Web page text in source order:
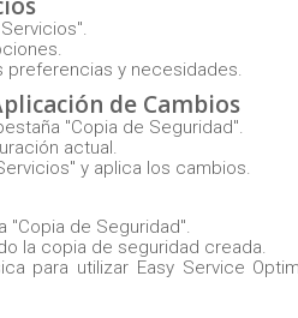
y necesidades.
de Cambios
"Copia de Seguridad".
actual.
y aplica los cambios.
"Copia de Seguridad".
la copia de seguridad creada.
para utilizar Easy Service